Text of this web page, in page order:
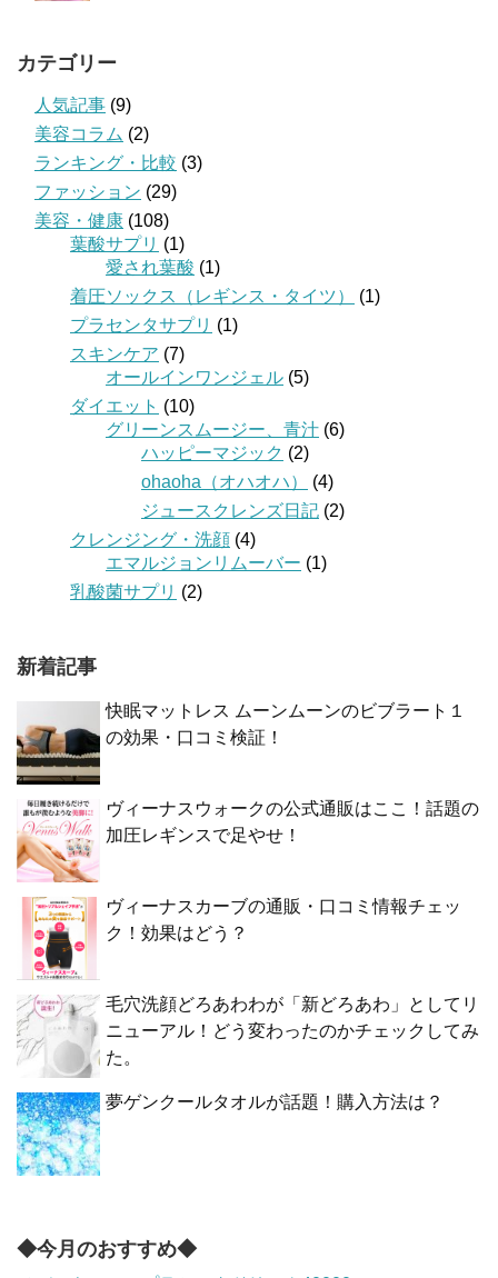
カテゴリー
人気記事 (9)
美容コラム (2)
ランキング・比較 (3)
ファッション (29)
美容・健康 (108)
葉酸サプリ (1)
愛され葉酸 (1)
着圧ソックス（レギンス・タイツ）
(1)
プラセンタサプリ (1)
スキンケア (7)
オールインワンジェル (5)
ダイエット (10)
グリーンスムージー、青汁 (6)
ハッピーマジック (2)
ohaoha（オハオハ）
(4)
ジュースクレンズ日記 (2)
クレンジング・洗顔 (4)
エマルジョンリムーバー (1)
乳酸菌サプリ (2)
新着記事
快眠マットレス ムーンムーンのビブラート１
の効果・口コミ検証！
ヴィーナスウォークの公式通販はここ！話題の
加圧レギンスで足やせ！
ヴィーナスカーブの通販・口コミ情報チェッ
ク！効果はどう？
毛穴洗顔どろあわわが「新どろあわ」としてリ
ニューアル！どう変わったのかチェックしてみ
た。
夢ゲンクールタオルが話題！購入方法は？
◆今月のおすすめ◆